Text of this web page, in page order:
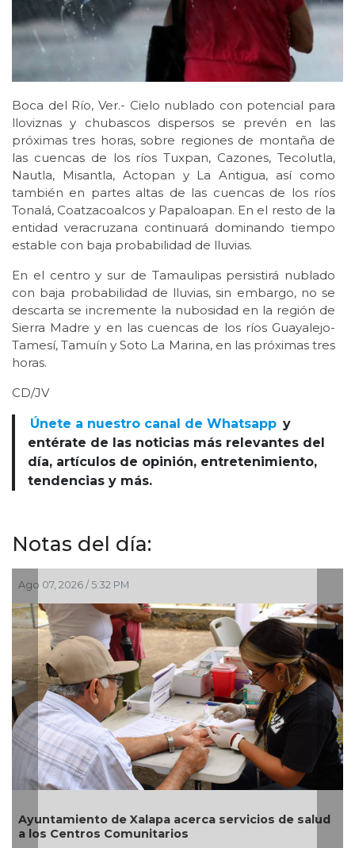
Boca del Río, Ver.- Cielo nublado con potencial para
lloviznas y chubascos dispersos se prevén en las
próximas tres horas, sobre regiones de montaña de
las cuencas de los ríos Tuxpan, Cazones, Tecolutla,
Nautla, Misantla, Actopan y La Antigua, así como
también en partes altas de las cuencas de los ríos
Tonalá, Coatzacoalcos y Papaloapan. En el resto de la
entidad veracruzana continuará dominando tiempo
estable con baja probabilidad de lluvias.
En el centro y sur de Tamaulipas persistirá nublado
con baja probabilidad de lluvias, sin embargo, no se
descarta se incremente la nubosidad en la región de
Sierra Madre y en las cuencas de los ríos Guayalejo-
Tamesí, Tamuín y Soto La Marina, en las próximas tres
horas.
CD/JV
Únete a nuestro canal de Whatsapp y
entérate de las noticias más relevantes del
día, artículos de opinión, entretenimiento,
tendencias y más.
Notas del día:
Ago 07, 2026 / 5:32 PM
Ayuntamiento de Xalapa acerca servicios de salud
a los Centros Comunitarios